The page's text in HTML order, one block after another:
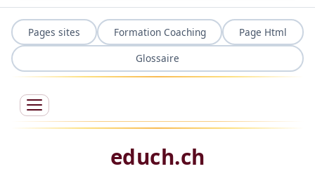
Pages sites Formation Coaching
Page Html
Glossaire
educh.ch